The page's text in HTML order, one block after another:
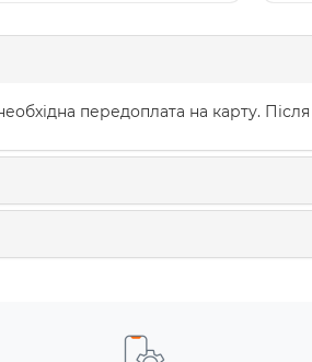
передоплата на карту.